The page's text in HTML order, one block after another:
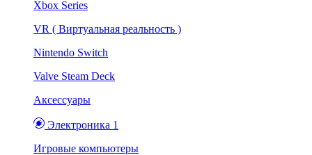
Xbox Series
VR ( Виртуальная реальность )
Nintendo Switch
Valve Steam Deck
Аксессуары
Электроника 1
Игровые компьютеры